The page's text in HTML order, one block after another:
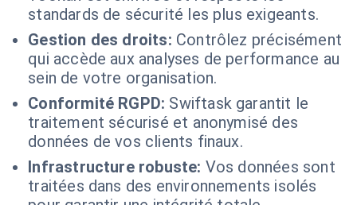
standards de sécurité les plus exigeants.
Gestion des droits: Contrôlez précisément
qui accède aux analyses de performance au
sein de votre organisation.
Conformité RGPD: Swiftask garantit le
traitement sécurisé et anonymisé des
données de vos clients finaux.
Infrastructure robuste: Vos données sont
traitées dans des environnements isolés